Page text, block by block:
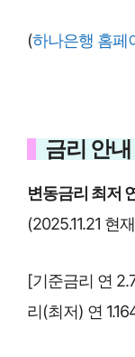
(하나은행 홈페
금리 안내
변동금리 최저
(2025.11.21 현
[기준금리 연
리(최저) 연